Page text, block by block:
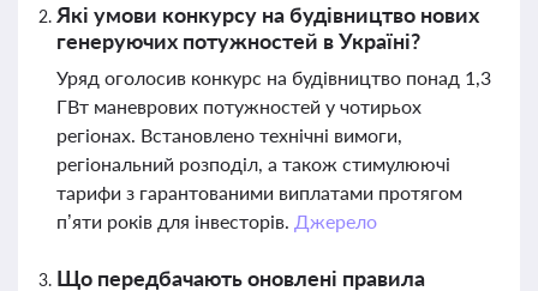
Які умови конкурсу на будівництво нових
генеруючих потужностей в Україні?
Уряд оголосив конкурс на будівництво понад 1,3
ГВт маневрових потужностей у чотирьох
регіонах. Встановлено технічні вимоги,
регіональний розподіл, а також стимулюючі
тарифи з гарантованими виплатами протягом
п’яти років для інвесторів. Джерело
Що передбачають оновлені правила